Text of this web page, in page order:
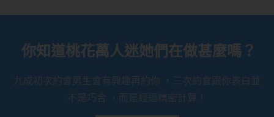
你知道桃花萬人迷她們在做甚麼嗎？
九成初次約會男生會有興趣再約你 ，三次約會跟你表白並
不是巧合 ，而是經過精密計算！